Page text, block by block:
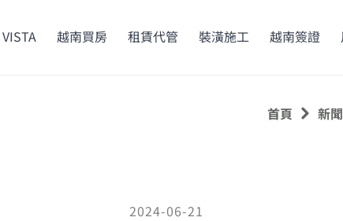
越南買房 租賃代管 裝潢施工 越南簽證
首頁 新
2024-06-21